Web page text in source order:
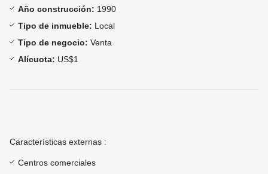
Año construcción: 1990
Tipo de inmueble: Local
Tipo de negocio: Venta
Alícuota: US$1
Características externas :
Centros comerciales